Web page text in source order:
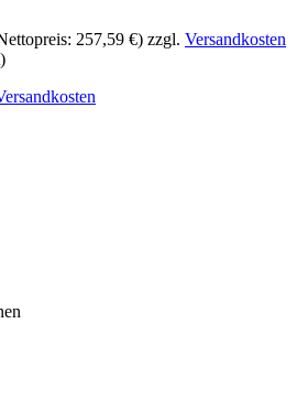
257,59 €) zzgl. Versandkosten